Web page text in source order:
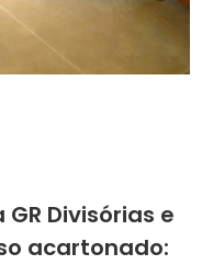
Divisórias e
acartonado: